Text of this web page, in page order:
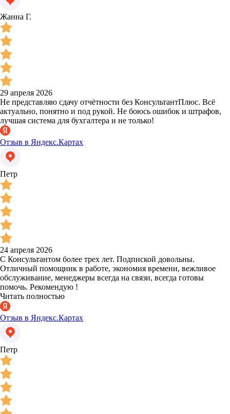
Жанна Г.
29 апреля 2026
Не представляю сдачу отчётности без КонсультантПлюс. Всё
актуально, понятно и под рукой. Не боюсь ошибок и штрафов,
лучшая система для бухгалтера и не только!
Отзыв в Яндекс.Картах
Петр
24 апреля 2026
С Консультантом более трех лет. Подпиской довольны.
Отличный помощник в работе, экономия времени, вежливое
обслуживание, менеджеры всегда на связи, всегда готовы
помочь. Рекомендую !
Читать полностью
Отзыв в Яндекс.Картах
Петр